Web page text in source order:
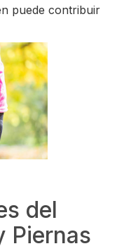
puede contribuir
del
Piernas